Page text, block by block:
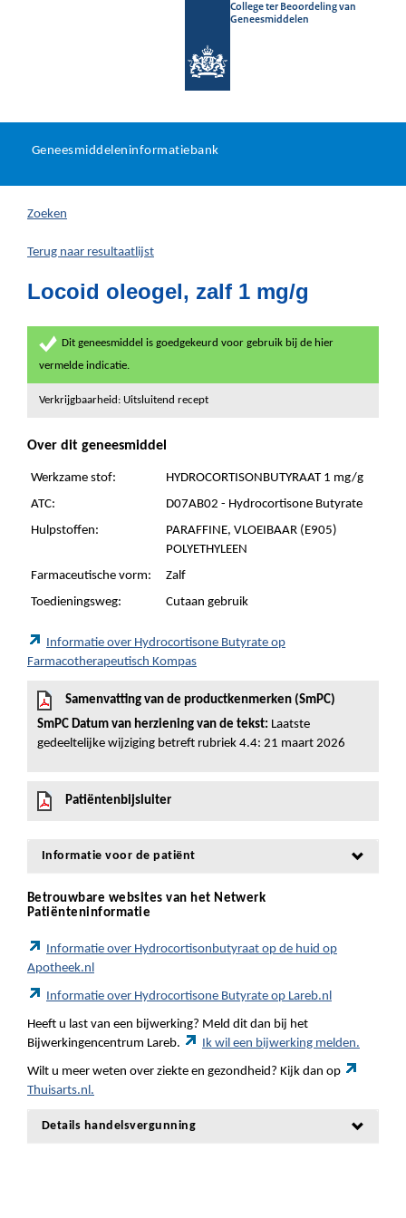
College ter Beoordeling van
Geneesmiddelen
U
hier:
Geneesmiddeleninformatiebank
Zoeken
Terug naar resultaatlijst
Locoid oleogel, zalf 1 mg/g
Dit geneesmiddel is goedgekeurd voor gebruik bij de hier
vermelde indicatie.
Verkrijgbaarheid: Uitsluitend recept
Over dit geneesmiddel
Werkzame stof:
HYDROCORTISONBUTYRAAT 1 mg/g
ATC:
D07AB02 - Hydrocortisone Butyrate
Hulpstoffen:
PARAFFINE, VLOEIBAAR (E905)
POLYETHYLEEN
Farmaceutische vorm:
Zalf
Toedieningsweg:
Cutaan gebruik
Informatie over Hydrocortisone Butyrate op
Farmacotherapeutisch Kompas
Samenvatting van de productkenmerken (SmPC)
SmPC Datum van herziening van de tekst: Laatste
gedeeltelijke wijziging betreft rubriek 4.4: 21 maart 2026
Patiëntenbijsluiter
Informatie voor de patiënt
Betrouwbare websites van het Netwerk
Patiënteninformatie
Informatie over Hydrocortisonbutyraat op de huid op
Apotheek.nl
Informatie over Hydrocortisone Butyrate op Lareb.nl
Heeft u last van een bijwerking? Meld dit dan bij het
Bijwerkingencentrum Lareb.
Ik wil een bijwerking melden.
Wilt u meer weten over ziekte en gezondheid? Kijk dan op
Thuisarts.nl.
Details handelsvergunning